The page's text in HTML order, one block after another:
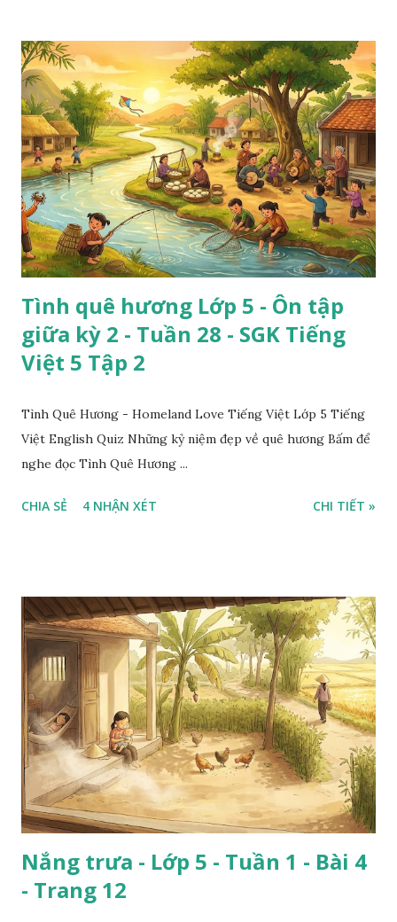
Tình quê hương Lớp 5 - Ôn tập
giữa kỳ 2 - Tuần 28 - SGK Tiếng
Việt 5 Tập 2
Tình Quê Hương - Homeland Love Tiếng Việt Lớp 5 Tiếng
Việt English Quiz Những kỷ niệm đẹp về quê hương Bấm để
nghe đọc Tình Quê Hương ...
CHIA SẺ 4 NHẬN XÉT CHI TIẾT »
Nắng trưa - Lớp 5 - Tuần 1 - Bài 4
- Trang 12